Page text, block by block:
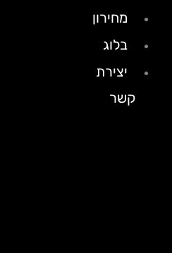
מחירון
בלוג
יצירת
קשר